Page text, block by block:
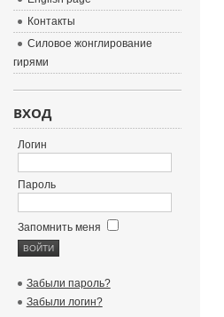
Контакты
Силовое жонглирование
гирями
ВХОД
Логин
Пароль
Запомнить меня
Забыли пароль?
Забыли логин?